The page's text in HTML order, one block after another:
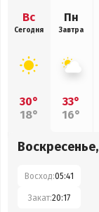
Вс
Сегодня
30°
18°
Пн
Завтра
33°
16°
Восход:05:41
Закат:20:17